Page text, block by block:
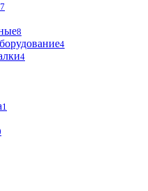
7
8
4
4
1